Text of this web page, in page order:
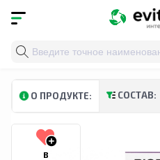
Главная
О ПРОДУКТЕ: СОСТАВ:
В